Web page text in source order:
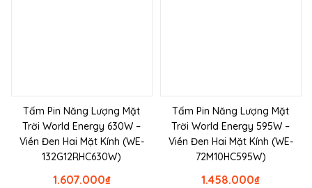
Tấm Pin Năng Lượng Mặt
Trời World Energy 630W –
Viền Đen Hai Mặt Kính (WE-
132G12RHC630W)
₫
1.607.000
Tấm Pin Năng Lượng Mặt
Trời World Energy 595W –
Viền Đen Hai Mặt Kính (WE-
72M10HC595W)
₫
1.458.000